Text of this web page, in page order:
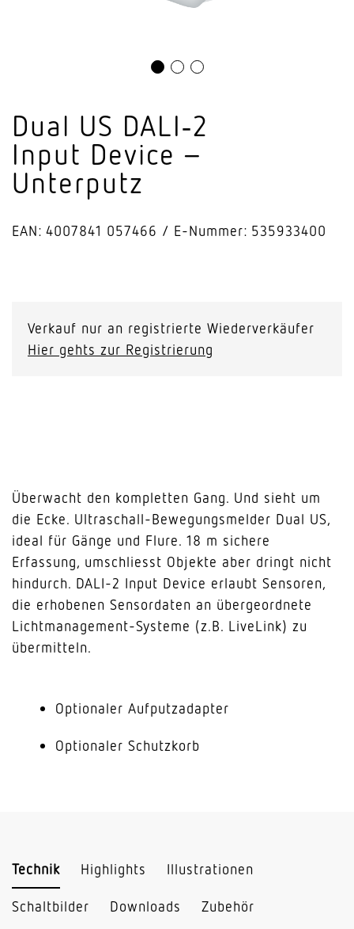
Dual US DALI‑2
Input Device –
Unterputz
EAN: 4007841 057466 E-Nummer: 535933400
DALI-
Verkauf nur an registrierte Wiederverkäufer
Hier gehts zur Registrierung
Überwacht den kompletten Gang. Und sieht um
die Ecke. Ultraschall-Bewegungsmelder Dual US,
ideal für Gänge und Flure. 18 m sichere
Erfassung, umschliesst Objekte aber dringt nicht
hindurch. DALI-2 Input Device erlaubt Sensoren,
die erhobenen Sensordaten an übergeordnete
Lichtmanagement-Systeme (z.B. LiveLink) zu
übermitteln.
Optionaler Aufputzadapter
Optionaler Schutzkorb
Technik Highlights Illustrationen
Schaltbilder Downloads Zubehör